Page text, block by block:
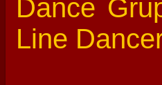
Dance
Line